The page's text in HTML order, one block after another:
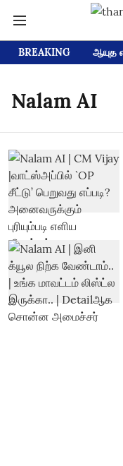
BREAKING ஆயுத
Nalam AI